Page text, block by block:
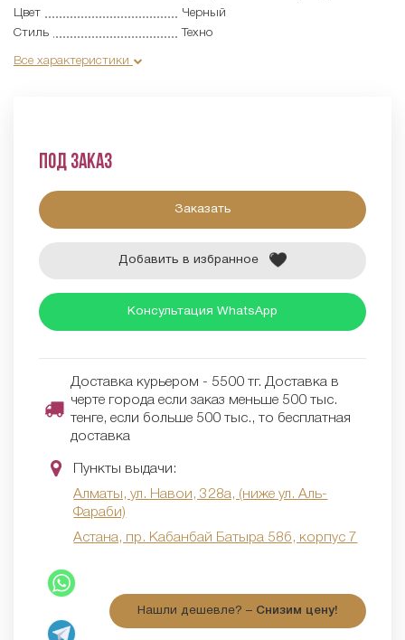
Цвет
Черный
Стиль
Техно
Все характеристики
Под заказ
Заказать
Добавить в избранное
Консультация WhatsApp
Доставка курьером - 5500 тг. Доставка в
черте города если заказ меньше 500 тыс.
тенге, если больше 500 тыс., то бесплатная
доставка
Пункты выдачи:
Алматы, ул. Навои, 328а, (ниже ул. Аль-
Фараби)
Астана, пр. Кабанбай Батыра 58б, корпус 7
Нашли дешевле? – Снизим цену!